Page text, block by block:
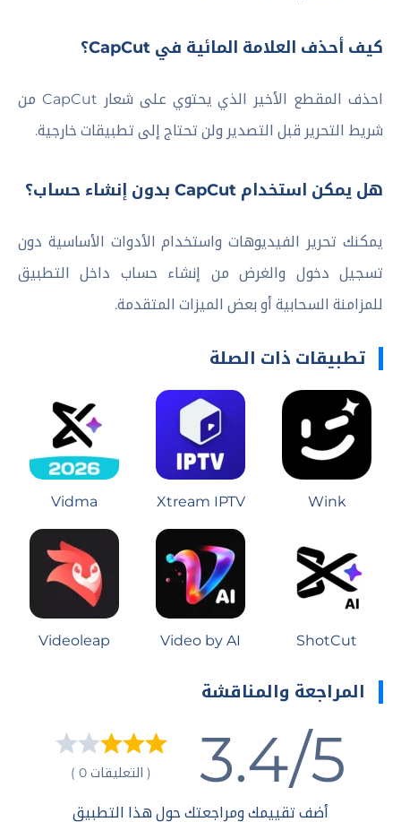
كيف أحذف العلامة المائية في CapCut؟
احذف المقطع الأخير الذي يحتوي على شعار CapCut من
شريط التحرير قبل التصدير ولن تحتاج إلى تطبيقات خارجية.
هل يمكن استخدام CapCut بدون إنشاء حساب؟
يمكنك تحرير الفيديوهات واستخدام الأدوات الأساسية دون
تسجيل دخول والغرض من إنشاء حساب داخل التطبيق
للمزامنة السحابية أو بعض الميزات المتقدمة.
تطبيقات ذات الصلة
Wink
Xtream IPTV
Vidma
ShotCut
Video by AI
Videoleap
المراجعة والمناقشة
3.4/5 ( التعليقات 0 )
أضف تقييمك ومراجعتك حول هذا التطبيق